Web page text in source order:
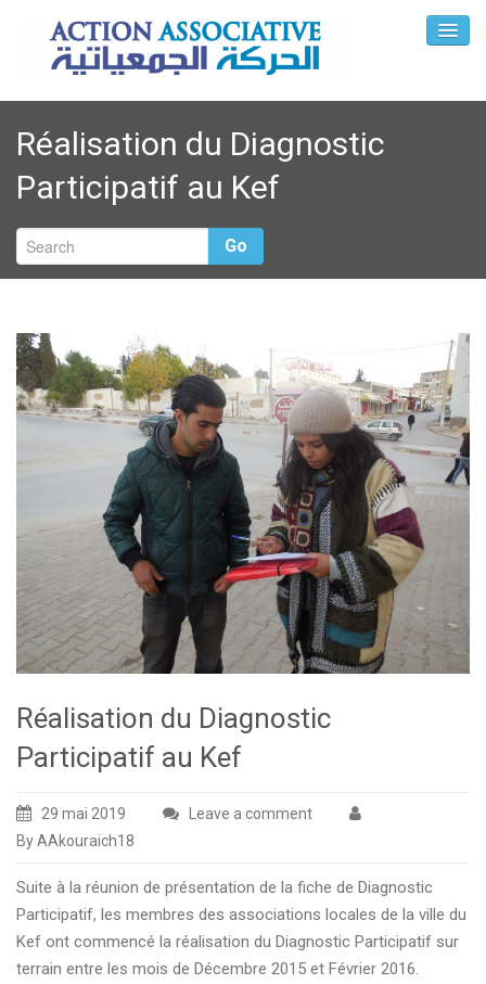
Réalisation du Diagnostic
Participatif au Kef
Go
Réalisation du Diagnostic
Participatif au Kef
29 mai 2019
Leave a comment
By AAkouraich18
Suite à la réunion de présentation de la fiche de Diagnostic
Participatif, les membres des associations locales de la ville du
Kef ont commencé la réalisation du Diagnostic Participatif sur
terrain entre les mois de Décembre 2015 et Février 2016.